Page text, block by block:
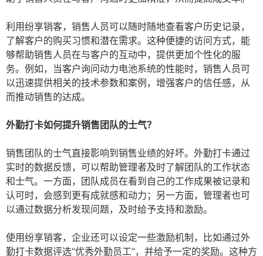
利用纷享销客，销售人员可以随时随地查看客户历史记录，
了解客户的购买习惯和潜在需求。这种便捷的访问方式，能
够帮助销售人员在与客户的互动中，提供更加个性化的服
务。例如，当客户询问动力电池系统的性能时，销售人员可
以迅速提供相关的技术参数和案例，增强客户的信任感，从
而推动销售的达成。
外勤打卡如何提升销售团队的士气？
销售团队的士气直接影响到销售业绩的好坏。外勤打卡通过
实时的数据反馈，可以帮助管理者及时了解团队的工作状态
和士气。一方面，团队成员在看到自己的工作成果被记录和
认可时，会感到更有成就感和动力；另一方面，管理者也可
以通过数据分析发现问题，及时给予支持和激励。
使用纷享销客，企业还可以设定一些激励机制，比如通过外
勤打卡数据评选“优秀外勤员工”，并给予一定的奖励。这种方